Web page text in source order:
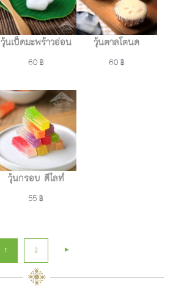
วุ้นเป็ดมะพร้าวอ่อน
60 ฿
วุ้นตาลโตนด
60 ฿
วุ้นกรอบ ดีไลท์
55 ฿
1 2 ►